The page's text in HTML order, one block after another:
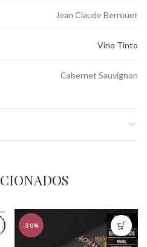
Jean Claude Berrouet
Vino Tinto
Cabernet Sauvignon
-30%